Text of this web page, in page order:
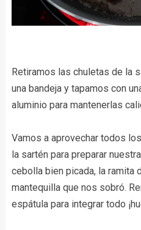
Retiramos las chuletas de la
una bandeja y tapamos con
aluminio para mantenerlas
Vamos a aprovechar todos
la sartén para preparar
cebolla bien picada, la ramita
mantequilla que nos sobró.
espátula para integrar todo